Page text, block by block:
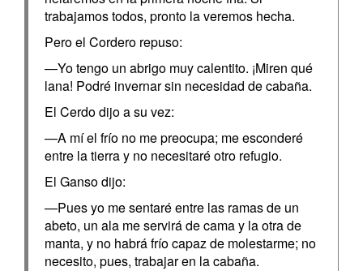
trabajamos todos, pronto la veremos hecha.
Pero el Cordero repuso:
—Yo tengo un abrigo muy calentito. ¡Miren qué
lana! Podré invernar sin necesidad de cabaña.
El Cerdo dijo a su vez:
—A mí el frío no me preocupa; me esconderé
entre la tierra y no necesitaré otro refugio.
El Ganso dijo:
—Pues yo me sentaré entre las ramas de un
abeto, un ala me servirá de cama y la otra de
manta, y no habrá frío capaz de molestarme; no
necesito, pues, trabajar en la cabaña.